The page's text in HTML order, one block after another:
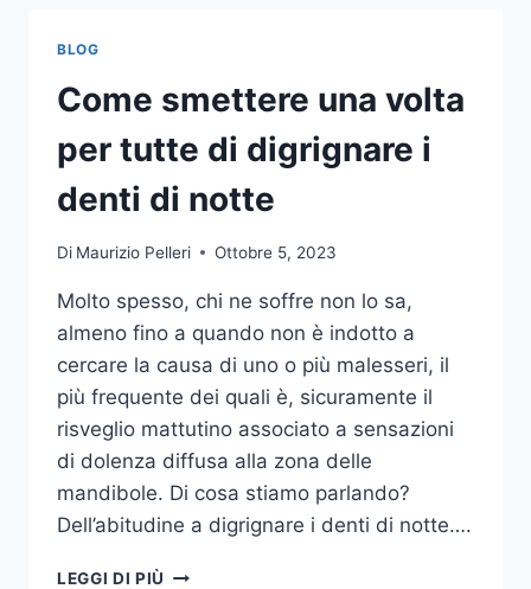
BLOG
Come smettere una volta
per tutte di digrignare i
denti di notte
Di Maurizio Pelleri Ottobre 5, 2023
Molto spesso, chi ne soffre non lo sa,
almeno fino a quando non è indotto a
cercare la causa di uno o più malesseri, il
più frequente dei quali è, sicuramente il
risveglio mattutino associato a sensazioni
di dolenza diffusa alla zona delle
mandibole. Di cosa stiamo parlando?
Dell’abitudine a digrignare i denti di notte….
LEGGI DI PIÙ COME